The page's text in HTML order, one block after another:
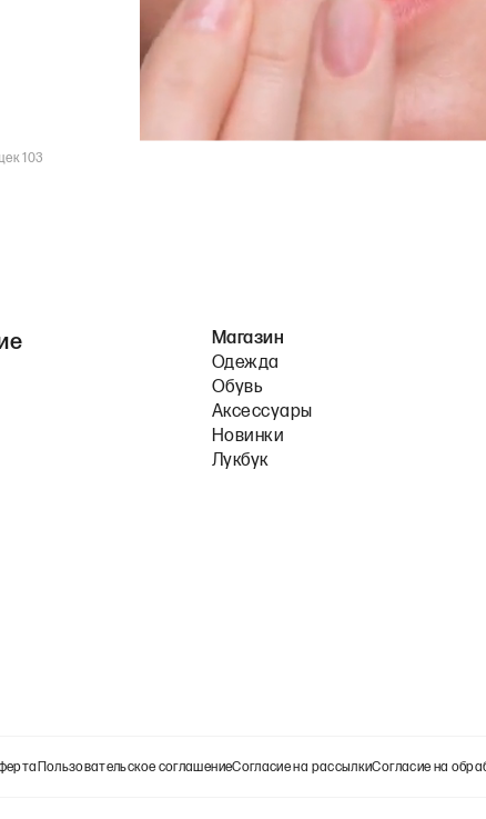
103
Магазин
Одежда
Обувь
Аксессуары
Новинки
Лукбук
Пользовательское соглашениеСогласие на рассылкиСогласие на